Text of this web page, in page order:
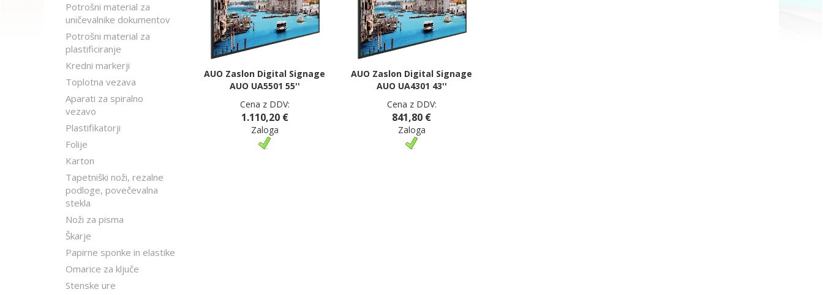
Potrošni material za
uničevalnike dokumentov
Potrošni material za
plastificiranje
Kredni markerji
Toplotna vezava
Aparati za spiralno
vezavo
Plastifikatorji
Folije
Karton
Tapetniški noži, rezalne
podloge, povečevalna
stekla
Noži za pisma
Škarje
Papirne sponke in elastike
Omarice za ključe
Stenske ure
AUO Zaslon Digital Signage
AUO UA5501 55''
Cena z DDV:
1.110,20 €
Zaloga
AUO Zaslon Digital Signage
AUO UA4301 43''
Cena z DDV:
841,80 €
Zaloga